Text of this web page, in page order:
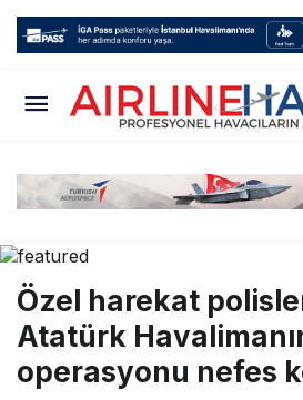
Özel harekat
Atatürk
operasyonu nefes